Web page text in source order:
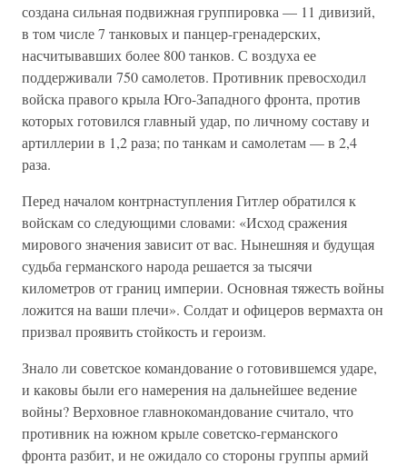
создана сильная подвижная группировка — 11 дивизий,
в том числе 7 танковых и панцер-гренадерских,
насчитывавших более 800 танков. С воздуха ее
поддерживали 750 самолетов. Противник превосходил
войска правого крыла Юго-Западного фронта, против
которых готовился главный удар, по личному составу и
артиллерии в 1,2 раза; по танкам и самолетам — в 2,4
раза.
Перед началом контрнаступления Гитлер обратился к
войскам со следующими словами: «Исход сражения
мирового значения зависит от вас. Нынешняя и будущая
судьба германского народа решается за тысячи
километров от границ империи. Основная тяжесть войны
ложится на ваши плечи». Солдат и офицеров вермахта он
призвал проявить стойкость и героизм.
Знало ли советское командование о готовившемся ударе,
и каковы были его намерения на дальнейшее ведение
войны? Верховное главнокомандование считало, что
противник на южном крыле советско-германского
фронта разбит, и не ожидало со стороны группы армий